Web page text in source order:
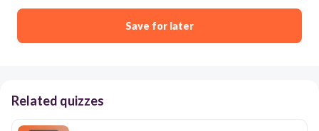
Save for later
Related quizzes